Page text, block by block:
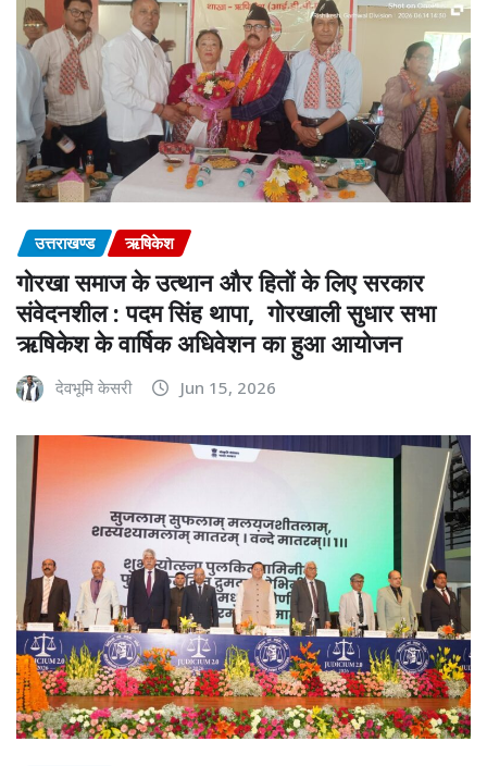
उत्तराखण्ड ऋषिकेश
गोरखा समाज के उत्थान और हितों के लिए सरकार
संवेदनशील : पदम सिंह थापा, गोरखाली सुधार सभा
ऋषिकेश के वार्षिक अधिवेशन का हुआ आयोजन
देवभूमि केसरी Jun 15, 2026